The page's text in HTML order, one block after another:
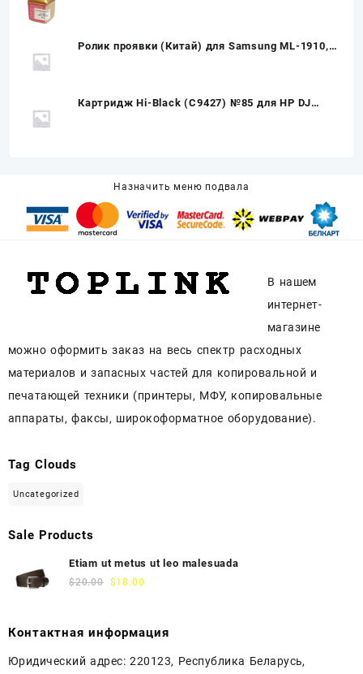
Ролик проявки (Китай) для Samsung ML-1910,
Картридж Hi-Black (C9427) №85 для HP DJ
Назначить меню подвала
В нашем
интернет-
магазине
можно оформить заказ на весь спектр расходных
материалов и запасных частей для копировальной и
печатающей техники (принтеры, МФУ, копировальные
аппараты, факсы, широкоформатное оборудование).
Tag Clouds
Uncategorized
Sale Products
Etiam ut metus ut leo malesuada
$20.00 $18.00
Контактная информация
Юридический адрес: 220123, Республика Беларусь,